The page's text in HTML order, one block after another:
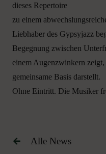
dieses Repertoire
zu einem
Liebhaber des Gypsyjazz
Begegnung zwischen
einem Augenzwinkern
gemeinsame Basis darstellt.
Ohne Eintritt. Die Musiker
Alle News